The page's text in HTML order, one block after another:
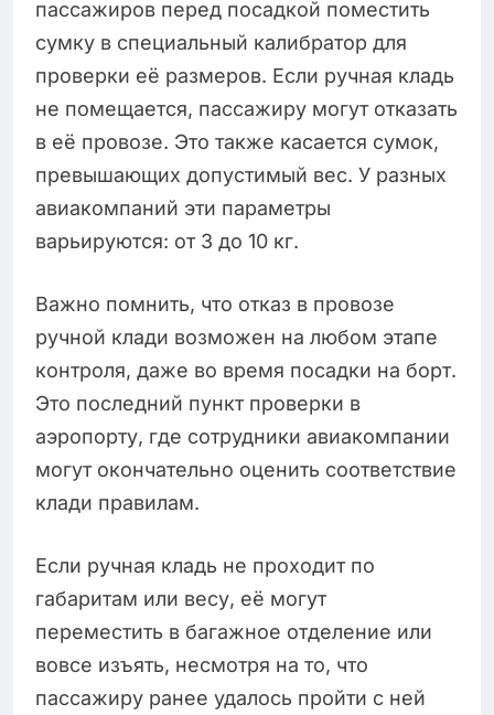
пассажиров перед посадкой поместить
сумку в специальный калибратор для
проверки её размеров. Если ручная кладь
не помещается, пассажиру могут отказать
в её провозе. Это также касается сумок,
превышающих допустимый вес. У разных
авиакомпаний эти параметры
варьируются: от 3 до 10 кг.
Важно помнить, что отказ в провозе
ручной клади возможен на любом этапе
контроля, даже во время посадки на борт.
Это последний пункт проверки в
аэропорту, где сотрудники авиакомпании
могут окончательно оценить соответствие
клади правилам.
Если ручная кладь не проходит по
габаритам или весу, её могут
переместить в багажное отделение или
вовсе изъять, несмотря на то, что
пассажиру ранее удалось пройти с ней